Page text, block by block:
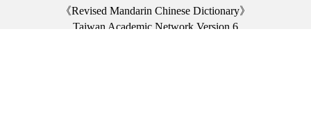
《Revised Mandarin Chinese Dictionary》
Taiwan Academic Network Version 6